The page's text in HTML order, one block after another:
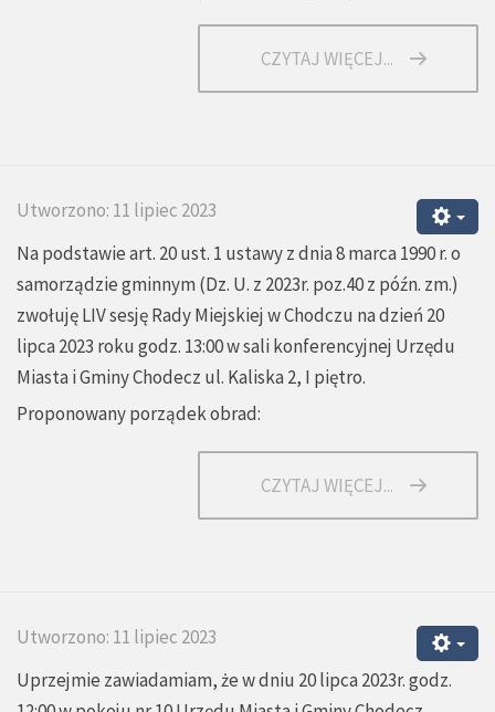
CZYTAJ WIĘCEJ...
Utworzono: 11 lipiec 2023
Na podstawie art. 20 ust. 1 ustawy z dnia 8 marca 1990 r. o
samorządzie gminnym (Dz. U. z 2023r. poz.40 z późn. zm.)
zwołuję LIV sesję Rady Miejskiej w Chodczu na dzień 20
lipca 2023 roku godz. 13:00 w sali konferencyjnej Urzędu
Miasta i Gminy Chodecz ul. Kaliska 2, I piętro.
Proponowany porządek obrad:
CZYTAJ WIĘCEJ...
Utworzono: 11 lipiec 2023
Uprzejmie zawiadamiam, że w dniu 20 lipca 2023r. godz.